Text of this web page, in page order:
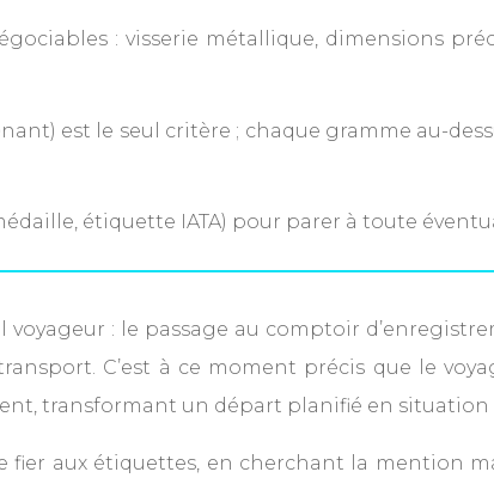
: visserie métallique, dimensions
est le seul critère ; chaque gramme au-
étiquette IATA) pour parer à toute
: le passage au comptoir
C’est à ce moment précis que le
transformant un départ planifié en situation
fier aux étiquettes, en cherchant la mention